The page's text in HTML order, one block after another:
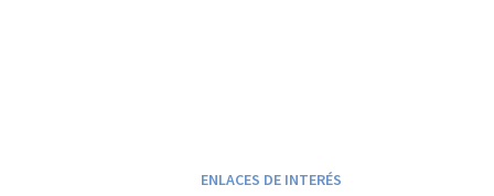
ENLACES DE INTERÉS